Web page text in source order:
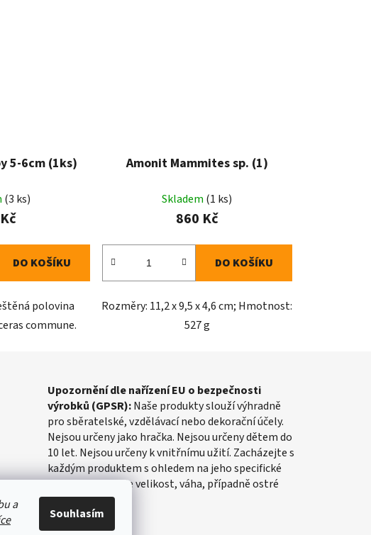
a
Souhlasím
5-6cm (1ks)
(3 ks)
DO KOŠÍKU
polovina
commune.
Amonit Mammites sp. (1)
Skladem (1 ks)
860 Kč
DO KOŠÍKU
Rozměry: 11,2 x 9,5 x 4,6 cm; Hmotnost:
527 g
Upozornění dle nařízení EU o bezpečnosti
výrobků (GPSR):Naše produkty slouží výhradně
pro sběratelské, vzdělávací nebo dekorační účely.
Nejsou určeny jako hračka. Nejsou určeny dětem do
10 let. Nejsou určeny k vnitřnímu užití. Zacházejte s
každým produktem s ohledem na jeho specifické
vlastnosti, jako je velikost, váha, případně ostré
hrany apod.